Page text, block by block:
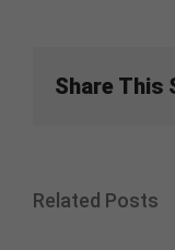
Share This
Related Posts